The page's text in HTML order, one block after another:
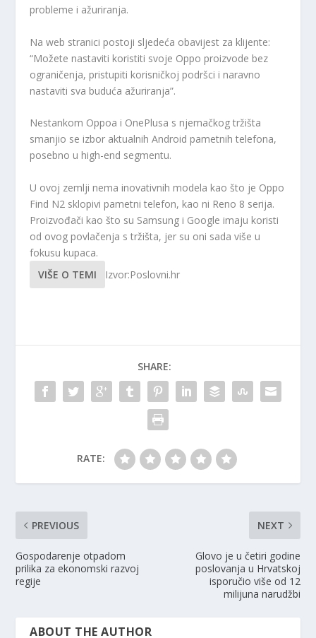
probleme i ažuriranja.
Na web stranici postoji sljedeća obavijest za klijente:
“Možete nastaviti koristiti svoje Oppo proizvode bez
ograničenja, pristupiti korisničkoj podršci i naravno
nastaviti sva buduća ažuriranja”.
Nestankom Oppoa i OnePlusa s njemačkog tržišta
smanjio se izbor aktualnih Android pametnih telefona,
posebno u high-end segmentu.
U ovoj zemlji nema inovativnih modela kao što je Oppo
Find N2 sklopivi pametni telefon, kao ni Reno 8 serija.
Proizvođači kao što su Samsung i Google imaju koristi
od ovog povlačenja s tržišta, jer su oni sada više u
fokusu kupaca.
VIŠE O TEMI
Izvor:Poslovni.hr
SHARE:
RATE:
PREVIOUS
Gospodarenje otpadom
prilika za ekonomski razvoj
regije
NEXT
Glovo je u četiri godine
poslovanja u Hrvatskoj
isporučio više od 12
milijuna narudžbi
ABOUT THE AUTHOR